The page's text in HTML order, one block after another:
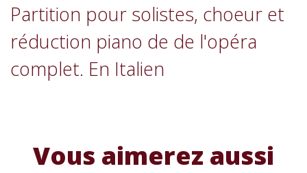
Partition pour solistes, choeur et
réduction piano de de l'opéra
complet. En Italien
Vous aimerez aussi